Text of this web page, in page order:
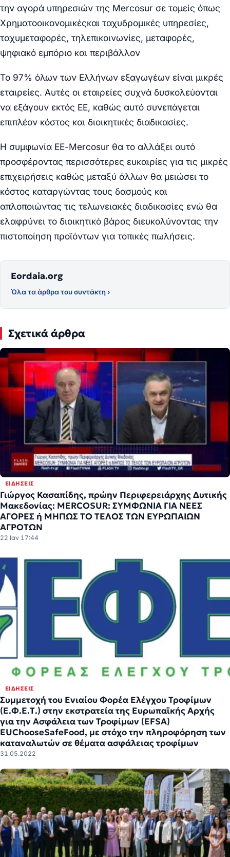
την αγορά υπηρεσιών της Mercosur σε τομείς όπως
Χρηματοοικονομικέςκαι ταχυδρομικές υπηρεσίες,
ταχυμεταφορές, τηλεπικοινωνίες, μεταφορές,
ψηφιακό εμπόριο και περιβάλλον
Το 97% όλων των Ελλήνων εξαγωγέων είναι μικρές
εταιρείες. Αυτές οι εταιρείες συχνά δυσκολεύονται
να εξάγουν εκτός ΕΕ, καθώς αυτό συνεπάγεται
επιπλέον κόστος και διοικητικές διαδικασίες.
Η συμφωνία ΕΕ-Mercosur θα το αλλάξει αυτό
προσφέροντας περισσότερες ευκαιρίες για τις μικρές
επιχειρήσεις καθώς μεταξύ άλλων θα μειώσει το
κόστος καταργώντας τους δασμούς και
απλοποιώντας τις τελωνειακές διαδικασίες ενώ θα
ελαφρύνει το διοικητικό βάρος διευκολύνοντας την
πιστοποίηση προϊόντων για τοπικές πωλήσεις.
Eordaia.org
Όλα τα άρθρα του συντάκτη ›
Σχετικά άρθρα
ΕΙΔΉΣΕΙΣ
Γιώργος Κασαπίδης, πρώην Περιφερειάρχης Δυτικής
Μακεδονίας: MERCOSUR: ΣΥΜΦΩΝΙΑ ΓΙΑ ΝΕΕΣ
ΑΓΟΡΕΣ ή ΜΗΠΩΣ ΤΟ ΤΕΛΟΣ ΤΩΝ ΕΥΡΩΠΑΙΩΝ
ΑΓΡΟΤΩΝ
22 Ιαν 17:44
ΕΙΔΉΣΕΙΣ
Συμμετοχή του Ενιαίου Φορέα Ελέγχου Τροφίμων
(Ε.Φ.Ε.Τ.) στην εκστρατεία της Ευρωπαϊκής Αρχής
για την Ασφάλεια των Τροφίμων (EFSA)
EUChooseSafeFood, με στόχο την πληροφόρηση των
καταναλωτών σε θέματα ασφάλειας τροφίμων
31.05.2022